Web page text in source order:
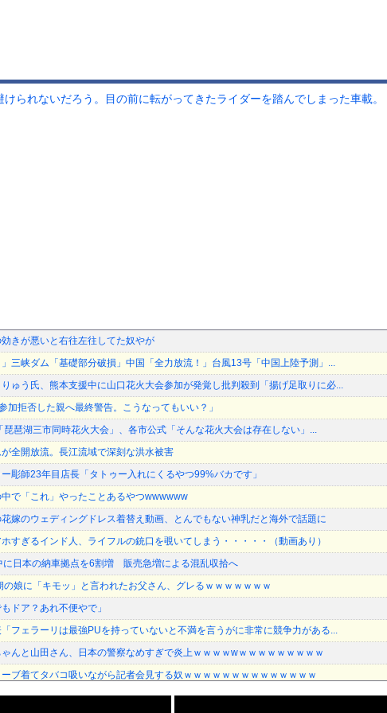
られないだろう。目の前に転がってきたライダーを踏んでしまった車載。
きが悪いと右往左往してた奴やが
三峡ダム「基礎部分破損」中国「全力放流！」台風13号「中国上陸予測」...
りゅう氏、熊本支援中に山口花火大会参加が発覚し批判殺到「揚げ足取りに必...
加拒否した親へ最終警告。こうなってもいい？」
琵琶湖三市同時花火大会」、各市公式「そんな花火大会は存在しない」...
全開放流。長江流域で深刻な洪水被害
ー彫師23年目店長「タトゥー入れにくるやつ99%バカです」
中で「これ」やったことあるやつwwwwww
花嫁のウェディングドレス着替え動画、とんでもない神乳だと海外で話題に
ホすぎるインド人、ライフルの銃口を覗いてしまう・・・・・（動画あり）
に日本の納車拠点を6割増 販売急増による混乱収拾へ
の娘に「キモッ」と言われたお父さん、グレるｗｗｗｗｗｗｗ
ドア？あれ不便やで」
フェラーリは最強PUを持っていないと不満を言うがに非常に競争力がある...
ゃんと山田さん、日本の警察なめすぎで炎上ｗｗｗｗwｗｗｗｗｗｗｗｗｗ
ーブ着てタバコ吸いながら記者会見する奴ｗｗｗｗｗｗｗｗｗｗｗｗｗｗ
(32)、ついに自分のシコポイントに気付いてしまう・・・